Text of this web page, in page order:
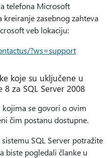
telefona Microsoft
zasebnog zahteva
veb lokaciju:
?ws=support
koje su uključene u
za SQL Server 2008
kojima se govori o ovim
čim postanu dostupne.
SQL Server potražite
biste pogledali članke u